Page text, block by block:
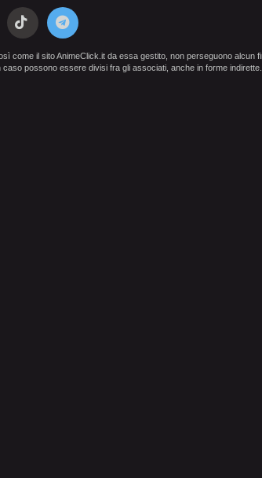
come il sito AnimeClick.it da essa gestito, non perseguono alcun
possono essere divisi fra gli associati, anche in forme indirette.